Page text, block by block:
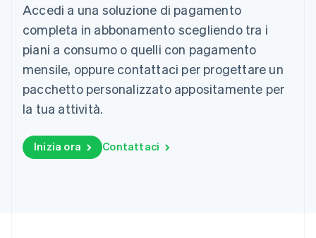
Accedi a una soluzione di pagamento
completa in abbonamento scegliendo tra i
piani a consumo o quelli con pagamento
mensile, oppure contattaci per progettare un
pacchetto personalizzato appositamente per
la tua attività.
Inizia ora Contattaci
English
Singapore
English
Slovacchia
English
Slovenia
English Italiano
Spagna
Stati Uniti
EnglishEspañol简体中文